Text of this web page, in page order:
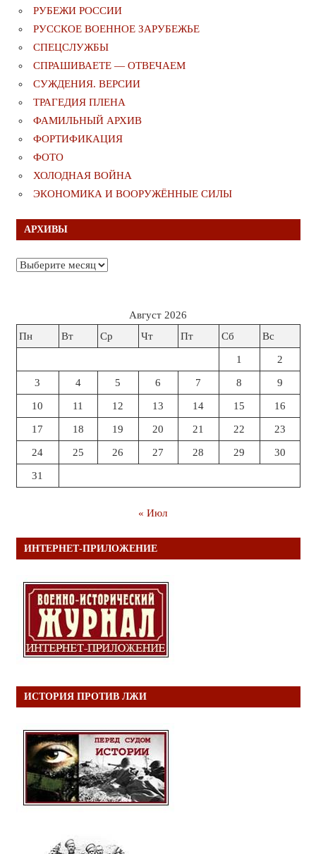
РУБЕЖИ РОССИИ
РУССКОЕ ВОЕННОЕ ЗАРУБЕЖЬЕ
СПЕЦСЛУЖБЫ
СПРАШИВАЕТЕ — ОТВЕЧАЕМ
СУЖДЕНИЯ. ВЕРСИИ
ТРАГЕДИЯ ПЛЕНА
ФАМИЛЬНЫЙ АРХИВ
ФОРТИФИКАЦИЯ
ФОТО
ХОЛОДНАЯ ВОЙНА
ЭКОНОМИКА И ВООРУЖЁННЫЕ СИЛЫ
АРХИВЫ
Архивы
Август 2026
Пн
Вт Ср Чт Пт Сб Вс
1 2
3 4 5 6 7 8 9
10 11 12 13 14 15 16
17 18 19 20 21 22 23
24 25 26 27 28 29 30
31
« Июл
ИНТЕРНЕТ-ПРИЛОЖЕНИЕ
ИСТОРИЯ ПРОТИВ ЛЖИ